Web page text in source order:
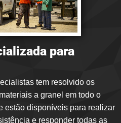
para
tem resolvido os
a granel em todo o
estão disponíveis para realizar
e responder todas as